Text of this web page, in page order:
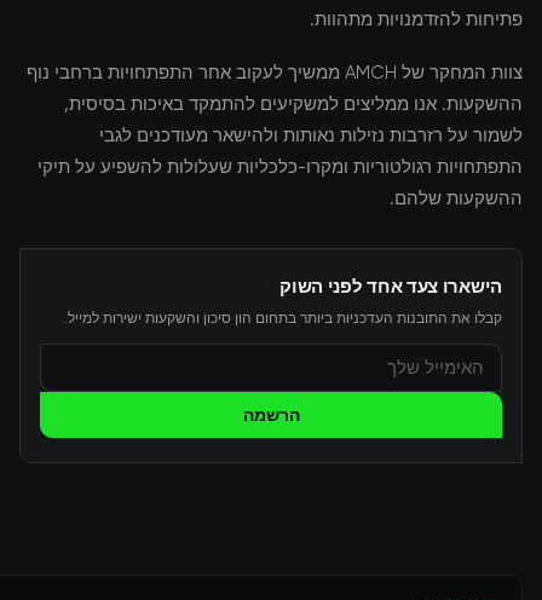
פתיחות להזדמנויות מתהוות.
צוות המחקר של AMCH ממשיך לעקוב אחר התפתחויות ברחבי נוף
ההשקעות. אנו ממליצים למשקיעים להתמקד באיכות בסיסית,
לשמור על רזרבות נזילות נאותות ולהישאר מעודכנים לגבי
התפתחויות רגולטוריות ומקרו-כלכליות שעלולות להשפיע על תיקי
ההשקעות שלהם.
הישארו צעד אחד לפני השוק
קבלו את התובנות העדכניות ביותר בתחום הון סיכון והשקעות ישירות למייל.
הרשמה